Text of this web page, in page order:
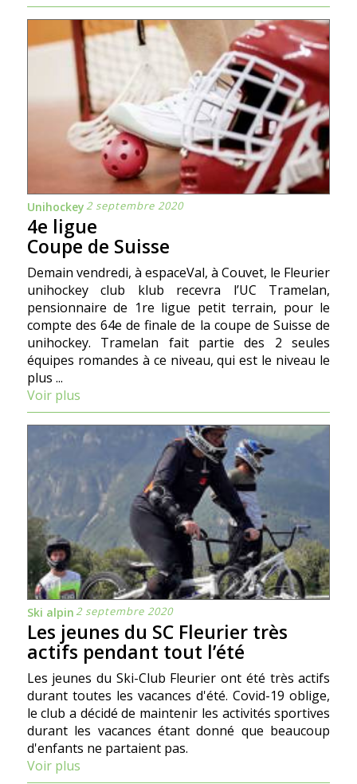
Unihockey2 septembre 2020
4e ligue
Coupe de Suisse
Demain vendredi, à espaceVal, à Couvet, le Fleurier
unihockey club klub recevra l’UC Tramelan,
pensionnaire de 1re ligue petit terrain, pour le
compte des 64e de finale de la coupe de Suisse de
unihockey. Tramelan fait partie des 2 seules
équipes romandes à ce niveau, qui est le niveau le
plus ...
Voir plus
Ski alpin2 septembre 2020
Les jeunes du SC Fleurier très
actifs pendant tout l’été
Les jeunes du Ski-Club Fleurier ont été très actifs
durant toutes les vacances d'été. Covid-19 oblige,
le club a décidé de maintenir les activités sportives
durant les vacances étant donné que beaucoup
d'enfants ne partaient pas.
Voir plus